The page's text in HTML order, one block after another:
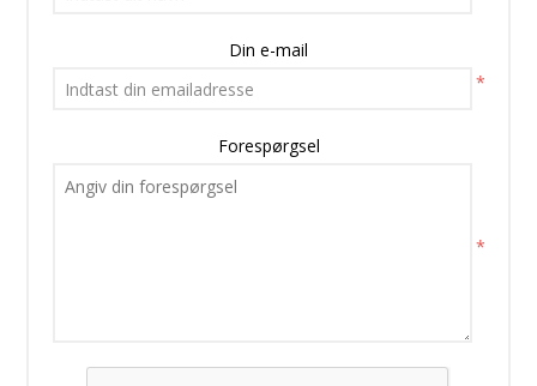
Din e-mail
*
Forespørgsel
*